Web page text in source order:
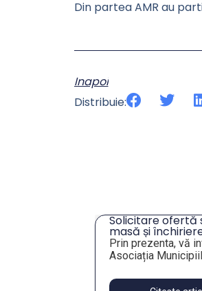
Din partea AMR au
Inapoi
Distribuie:
Solicitare ofertă
masă și
Tulcea
Prin prezenta, vă
Asociația